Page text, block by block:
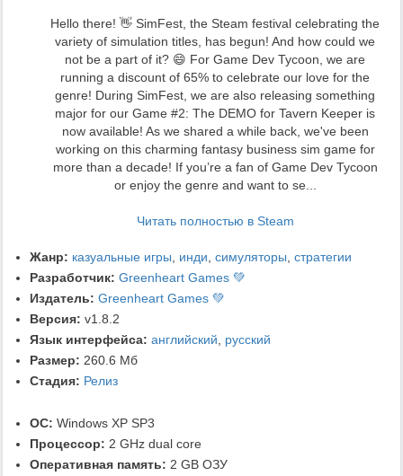
Hello there! 👋 SimFest, the Steam festival celebrating the
variety of simulation titles, has begun! And how could we
not be a part of it? 😄 For Game Dev Tycoon, we are
running a discount of 65% to celebrate our love for the
genre! During SimFest, we are also releasing something
major for our Game #2: The DEMO for Tavern Keeper is
now available! As we shared a while back, we've been
working on this charming fantasy business sim game for
more than a decade! If you’re a fan of Game Dev Tycoon
or enjoy the genre and want to se...
Читать полностью в Steam
Жанр: казуальные игры инди симуляторы стратегии
Разработчик: Greenheart Games 💚
Издатель: Greenheart Games 💚
Версия: v1.8.2
Язык интерфейса: английский
русский
Размер: 260.6 Мб
Стадия: Релиз
ОС: Windows XP SP3
Процессор: 2 GHz dual core
Оперативная память: 2 GB ОЗУ